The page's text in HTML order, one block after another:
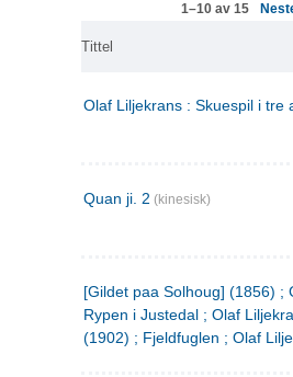
1–10 av 15
Tittel
Olaf Liljekrans : Skuespil i tre
Quan ji. 2 (kinesisk)
[Gildet paa Solhoug] (1856) ;
Rypen i Justedal ; Olaf
(1902) ; Fjeldfuglen ; Olaf